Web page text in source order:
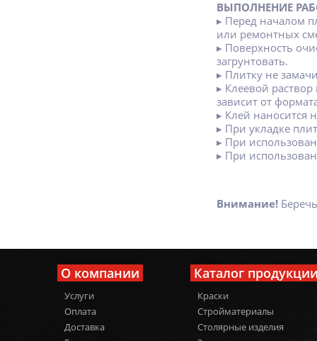
ВЫПОЛНЕНИЕ
▸ Перед началом
или ремонтных
▸ Поверхность
загрунтовать.
▸ Плитку не
▸ Клеевой
зависит от
▸ Клей наносится
▸ При укладке
▸ При
▸ При
Внимание!
О компании
Услуги
Оплата
Доставка
Каталог
Краски
Стройматериалы
Столярные изделия